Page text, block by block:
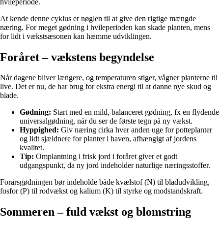
At kende denne cyklus er nøglen til at give den rigtige mængde
næring. For meget gødning i hvileperioden kan skade planten, mens
for lidt i vækstsæsonen kan hæmme udviklingen.
Foråret – vækstens begyndelse
Når dagene bliver længere, og temperaturen stiger, vågner planterne til
live. Det er nu, de har brug for ekstra energi til at danne nye skud og
blade.
Gødning: Start med en mild, balanceret gødning, fx en flydende
universalgødning, når du ser de første tegn på ny vækst.
Hyppighed: Giv næring cirka hver anden uge for potteplanter
og lidt sjældnere for planter i haven, afhængigt af jordens
kvalitet.
Tip: Omplantning i frisk jord i foråret giver et godt
udgangspunkt, da ny jord indeholder naturlige næringsstoffer.
Forårsgødningen bør indeholde både kvælstof (N) til bladudvikling,
fosfor (P) til rodvækst og kalium (K) til styrke og modstandskraft.
Sommeren – fuld vækst og blomstring